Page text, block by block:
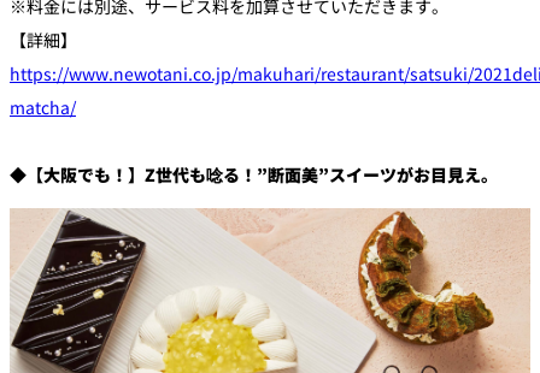
※料金には別途、サービス料を加算させていただきます。
【詳細】
https://www.newotani.co.jp/makuhari/restaurant/satsuki/
matcha/
◆【大阪でも！】Z世代も唸る！”断面美”スイーツがお目見え。